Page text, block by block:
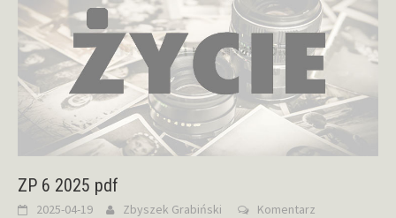
ZP 6 2025 pdf
2025-04-19 Zbyszek Grabiński Komentarz